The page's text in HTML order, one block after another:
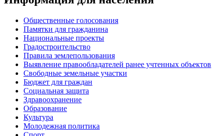
Общественные голосования
Памятки для гражданина
Национальные проекты
Градостроительство
Правила землепользования
Выявление правообладателей ранее учтенных объектов
Свободные земельные участки
Бюджет для граждан
Социальная защита
Здравоохранение
Образование
Культура
Молодежная политика